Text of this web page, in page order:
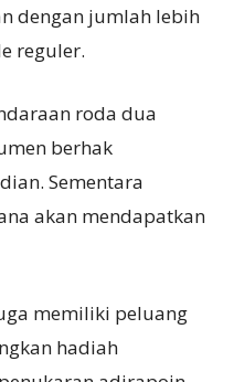
dengan jumlah lebih
reguler.
roda dua
berhak
Sementara
akan mendapatkan
memiliki peluang
hadiah